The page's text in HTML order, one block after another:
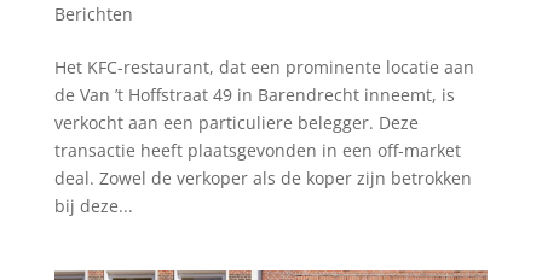
Berichten
Het KFC-restaurant, dat een prominente locatie aan
de Van ’t Hoffstraat 49 in Barendrecht inneemt, is
verkocht aan een particuliere belegger. Deze
transactie heeft plaatsgevonden in een off-market
deal. Zowel de verkoper als de koper zijn betrokken
bij deze...